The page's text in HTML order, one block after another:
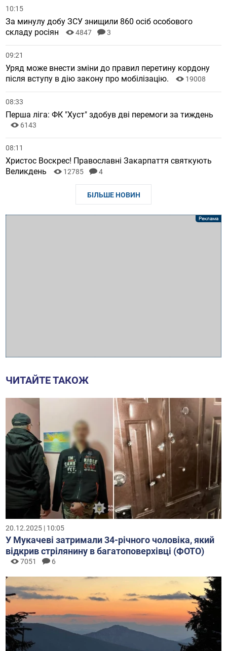
10:15
За минулу добу ЗСУ знищили 860 осіб особового
складу росіян
4847 3
09:21
Уряд може внести зміни до правил перетину кордону
після вступу в дію закону про мобілізацію.
19008
08:33
Перша ліга: ФК "Хуст" здобув дві перемоги за тиждень
6143
08:11
Христос Воскрес! Православні Закарпаття святкують
Великдень
12785 4
БІЛЬШЕ НОВИН
ЧИТАЙТЕ ТАКОЖ
20.12.2025 | 10:05
У Мукачеві затримали 34-річного чоловіка, який
відкрив стрілянину в багатоповерхівці (ФОТО)
7051 6